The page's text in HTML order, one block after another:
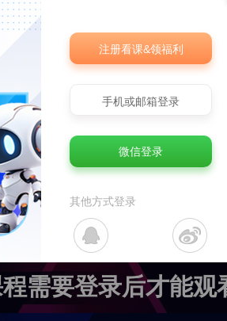
需要登录后才能观
注册看课&领福利
手机或邮箱登录
微信登录
其他方式登录